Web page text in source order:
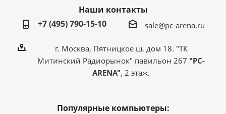
Наши контакты
+7 (495) 790-15-10
sale@pc-arena.ru
г. Москва, Пятницкое ш. дом 18. "ТК
Митинский Радиорынок" павильон 267 "PC-
ARENA", 2 этаж.
Популярные компьютеры: